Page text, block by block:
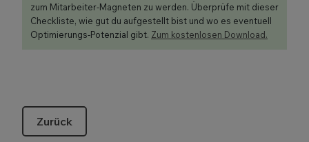
Zurück
zum Mitarbeiter-Magneten zu werden. Überprüfe mit dieser
Checkliste, wie gut du aufgestellt bist und wo es eventuell
Optimierungs-Potenzial gibt. Zum kostenlosen Download.